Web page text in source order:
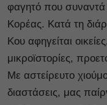
φαγητό που συναντά
Κορέας. Κατά τη
Κου αφηγείται
μικροϊστορίες,
Με αστείρευτο
διαστάσεις, μας